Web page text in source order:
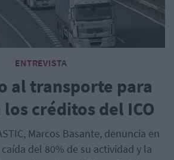
ENTREVISTA
al transporte para
los créditos del ICO
Marcos Basante, denuncia en
del 80% de su actividad y la